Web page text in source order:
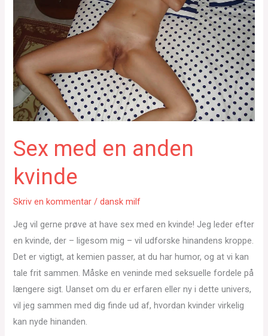
Sex med en anden
kvinde
Skriv en kommentar /dansk milf
Jeg vil gerne prøve at have sex med en kvinde! Jeg leder efter
en kvinde, der – ligesom mig – vil udforske hinandens kroppe.
Det er vigtigt, at kemien passer, at du har humor, og at vi kan
tale frit sammen. Måske en veninde med seksuelle fordele på
længere sigt. Uanset om du er erfaren eller ny i dette univers,
vil jeg sammen med dig finde ud af, hvordan kvinder virkelig
kan nyde hinanden.